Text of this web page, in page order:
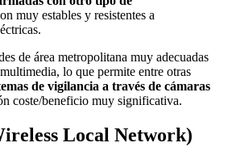
muy estables y resistentes a
de área metropolitana muy adecuadas
lo que permite entre otras
de vigilancia a través de cámaras
coste/beneficio muy significativa.
Local Network)